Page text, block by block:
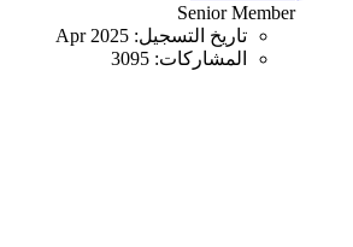
Senior Member
تاريخ التسجيل: Apr 2025
المشاركات: 3095